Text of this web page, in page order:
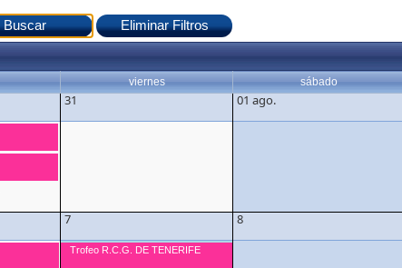
viernes sábado
31 01 ago.
7
Trofeo R.C.G. DE TENERIFE
8